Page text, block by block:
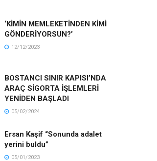
‘KİMİN MEMLEKETİNDEN KİMİ
GÖNDERİYORSUN?’
12/12/2023
BOSTANCI SINIR KAPISI’NDA
ARAÇ SİGORTA İŞLEMLERİ
YENİDEN BAŞLADI
05/02/2024
Ersan Kaşif “Sonunda adalet
yerini buldu”
05/01/2023